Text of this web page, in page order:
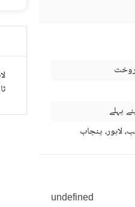
لاہور، پنجاب
undefined